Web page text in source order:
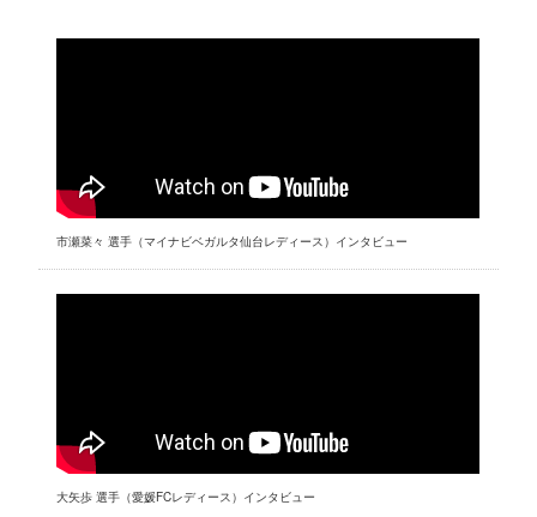
市瀬菜々 選手（マイナビベガルタ仙台レディース）インタビュー
大矢歩 選手（愛媛FCレディース）インタビュー